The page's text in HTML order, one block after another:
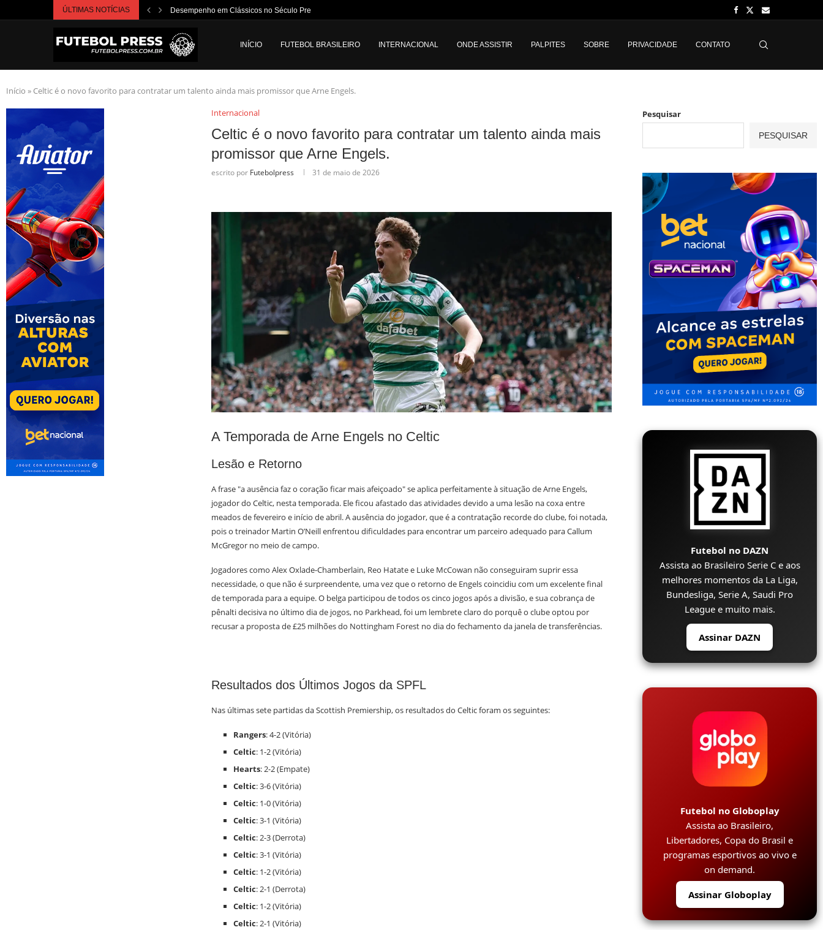
ÚLTIMAS NOTÍCIAS Desempenho em Clássicos no Século Preocupa o Fluminense
INÍCIO FUTEBOL BRASILEIRO INTERNACIONAL ONDE ASSISTIR PALPITES SOBRE PRIVACIDADE CONTATO
Início » Celtic é o novo favorito para contratar um talento ainda mais promissor que Arne Engels.
Internacional
Celtic é o novo favorito para contratar um talento ainda mais
promissor que Arne Engels.
escrito por Futebolpress 31 de maio de 2026
A Temporada de Arne Engels no Celtic
Lesão e Retorno
A frase "a ausência faz o coração ficar mais afeiçoado" se aplica perfeitamente à situação de Arne Engels,
jogador do Celtic, nesta temporada. Ele ficou afastado das atividades devido a uma lesão na coxa entre
meados de fevereiro e início de abril. A ausência do jogador, que é a contratação recorde do clube, foi notada,
pois o treinador Martin O’Neill enfrentou dificuldades para encontrar um parceiro adequado para Callum
McGregor no meio de campo.
Jogadores como Alex Oxlade-Chamberlain, Reo Hatate e Luke McCowan não conseguiram suprir essa
necessidade, o que não é surpreendente, uma vez que o retorno de Engels coincidiu com um excelente final
de temporada para a equipe. O belga participou de todos os cinco jogos após a divisão, e sua cobrança de
pênalti decisiva no último dia de jogos, no Parkhead, foi um lembrete claro do porquê o clube optou por
recusar a proposta de £25 milhões do Nottingham Forest no dia do fechamento da janela de transferências.
Resultados dos Últimos Jogos da SPFL
Nas últimas sete partidas da Scottish Premiership, os resultados do Celtic foram os seguintes:
Rangers: 4-2 (Vitória)
Celtic: 1-2 (Vitória)
Hearts: 2-2 (Empate)
Celtic: 3-6 (Vitória)
Celtic: 1-0 (Vitória)
Celtic: 3-1 (Vitória)
Celtic: 2-3 (Derrota)
Celtic: 3-1 (Vitória)
Celtic: 1-2 (Vitória)
Celtic: 2-1 (Derrota)
Celtic: 1-2 (Vitória)
Celtic: 2-1 (Vitória)
Pesquisar
PESQUISAR
Futebol no DAZN
Assista ao Brasileiro Serie C e aos
melhores momentos da La Liga,
Bundesliga, Serie A, Saudi Pro
League e muito mais.
Assinar DAZN
Futebol no Globoplay
Assista ao Brasileiro,
Libertadores, Copa do Brasil e
programas esportivos ao vivo e
on demand.
Assinar Globoplay